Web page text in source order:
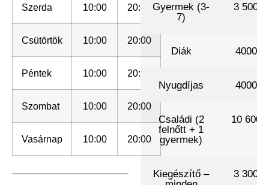
Szerda 10:00 20:00
Csütörtök 10:00 20:00
Péntek 10:00 20:00
Szombat 10:00 20:00
Vasárnap 10:00 20:00
Gyermek (3-
7)
3 500 .-
Diák 4000 .-
Nyugdíjas 4000 .-
Családi (2
felnőtt + 1
gyermek)
10 600
Kiegészítő –
3 300 .-